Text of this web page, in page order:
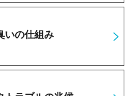
いの仕組み